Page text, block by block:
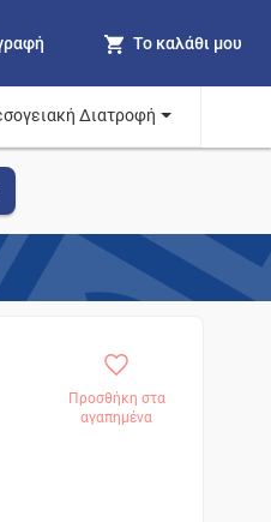
Το καλάθι μου
Διατροφή
Προσθήκη στα
αγαπημένα